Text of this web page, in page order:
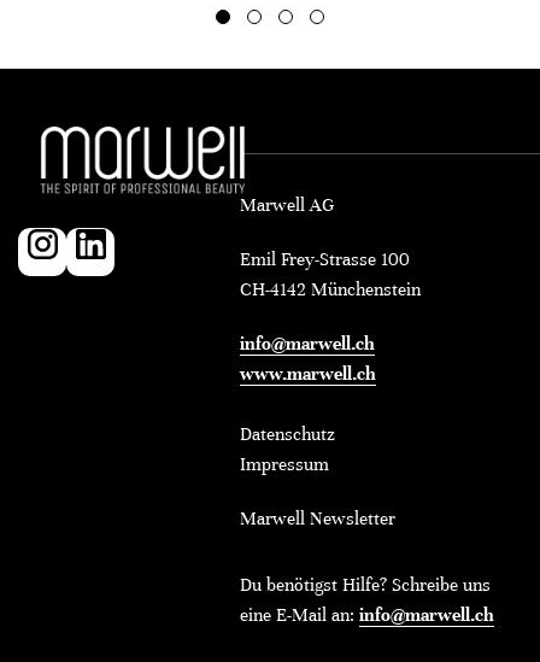
Marwell AG
Emil Frey-Strasse 100
CH-4142 Münchenstein
info@marwell.ch
www.marwell.ch
Datenschutz
Impressum
Marwell Newsletter
Du benötigst Hilfe? Schreibe uns
eine E-Mail an: info@marwell.ch